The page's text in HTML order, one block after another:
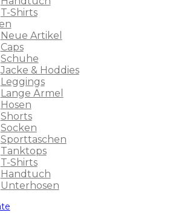
T-Shirts
Neue Artikel
Caps
Schuhe
Jacke & Hoddies
Leggings
Lange Ärmel
Hosen
Shorts
Socken
Sporttaschen
Tanktops
T-Shirts
Handtuch
Unterhosen